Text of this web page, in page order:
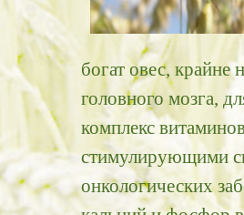
богат овес,
головного мозга,
комплекс
стимулирующими
онкологических